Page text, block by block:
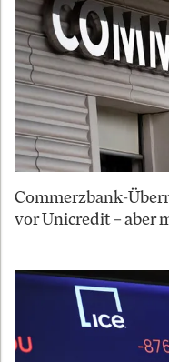
Commerzbank-
vor Unicredit – aber